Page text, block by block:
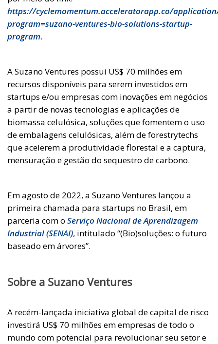
https://cyclemomentum.acceleratorapp.co/
program=suzano-ventures-bio-solutions-startup-
program.
A Suzano Ventures possui US$ 70 milhões em
recursos disponíveis para serem investidos em
startups e/ou empresas com inovações em negócios
a partir de novas tecnologias e aplicações de
biomassa celulósica, soluções que fomentem o uso
de embalagens celulósicas, além de forestrytechs
que acelerem a produtividade florestal e a captura,
mensuração e gestão do sequestro de carbono.
Em agosto de 2022, a Suzano Ventures lançou a
primeira chamada para startups no Brasil, em
parceria com o Serviço Nacional de Aprendizagem
Industrial (SENAI), intitulado “(Bio)soluções: o futuro
baseado em árvores”.
Sobre a Suzano Ventures
A recém-lançada iniciativa global de capital de risco
investirá US$ 70 milhões em empresas de todo o
mundo com potencial para revolucionar seu setor e